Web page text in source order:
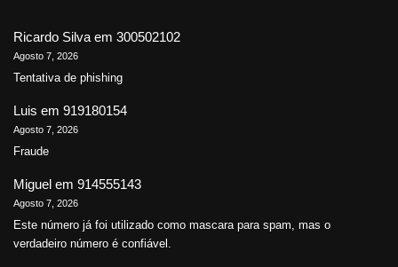
Ricardo Silvaem 300502102
Agosto 7, 2026
Tentativa de phishing
Luis em 919180154
Agosto 7, 2026
Fraude
Miguel em 914555143
Agosto 7, 2026
Este número já foi utilizado como mascara para spam, mas o
verdadeiro número é confiável.